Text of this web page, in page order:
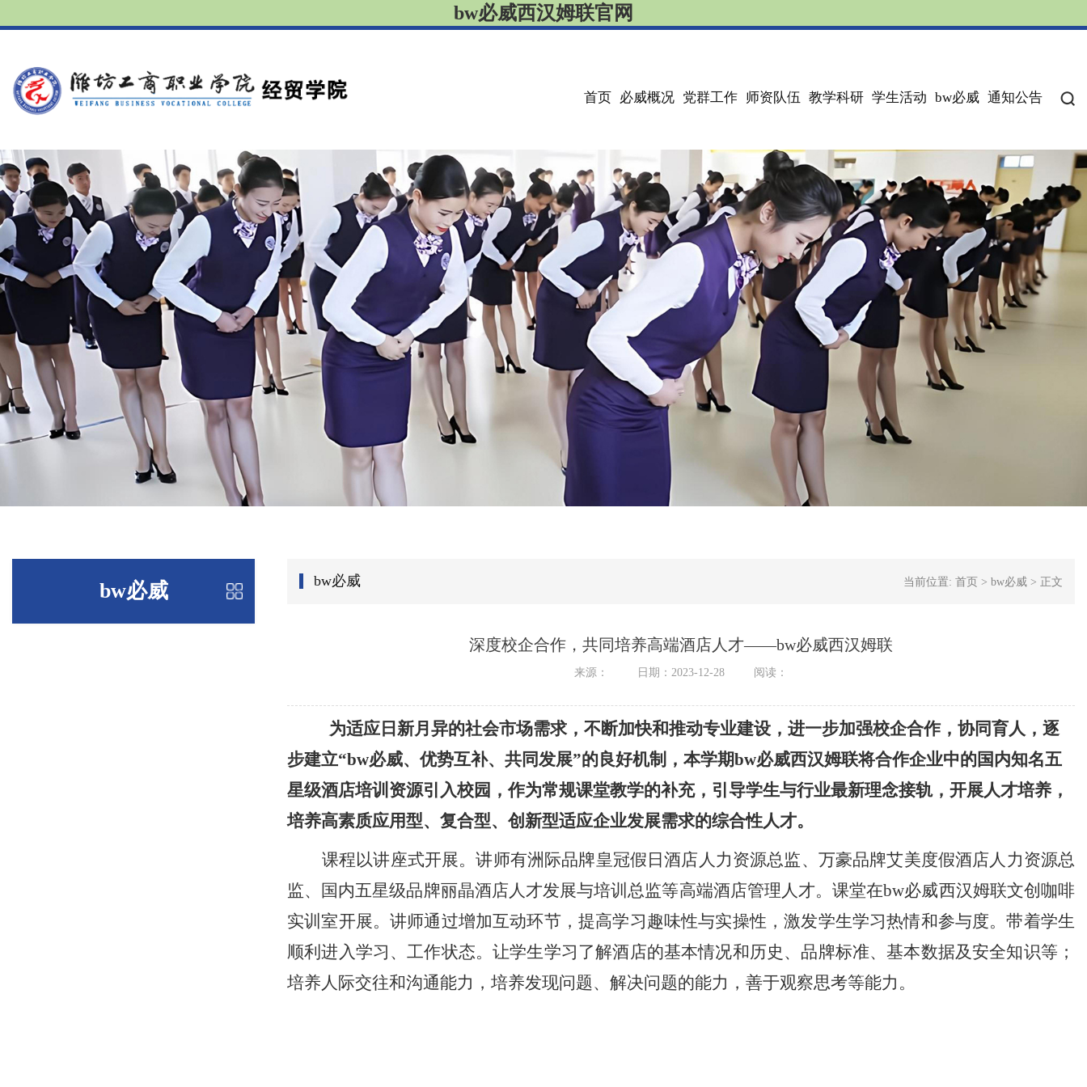
bw必威西汉姆联官网
首页 必威概况 党群工作 师资队伍 教学科研 学生活动 bw必威 通知公告
bw必威 bw必威 当前位置: 首页 > bw必威 > 正文
深度校企合作，共同培养高端酒店人才——bw必威西汉姆联
来源： 日期：2023-12-28 阅读：
为适应日新月异的社会市场需求，不断加快和推动专业建设 ， 进一步加强校企合作，协同育人 ， 逐
步建立“bw必威、优势互补、共同发展”的良好机制 ，本学期bw必威西汉姆联将合作企业中的国内知名五
星级酒店培训资源引入校园，作为常规课堂教学的补充，引导学生与行业最新理念接轨，开展人才培养，
培养高素质应用型、复合型、创新型适应企业发展需求的综合性人才。
课程以讲座式开展。讲师有洲际品牌皇冠假日酒店人力资源总监、万豪品牌艾美度假酒店人力资源总
监、国内五星级品牌丽晶酒店人才发展与培训总监等高端酒店管理人才。课堂在bw必威西汉姆联文创 咖啡
实训室开展。讲师通过增加互动环节，提高学习趣味性与实操性，激发学生学习热情和参与度。带着学生
顺利进入学习、工作状态。让学生学习了解酒店的基本情况和历史、品牌标准、基本数据及安全知识等 ；
培养人际交往和沟通能力，培养发现问题、解决问题的能力，善于观察思考等能力。